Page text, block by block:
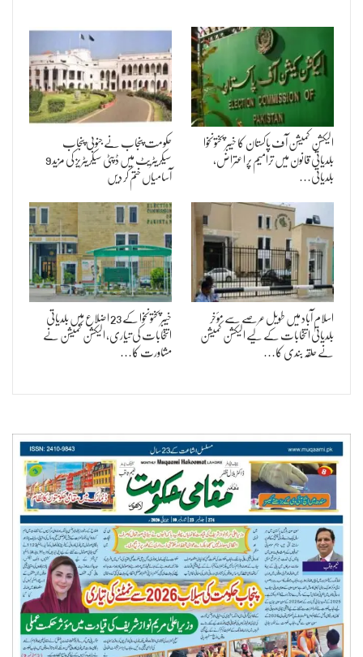
الیکشن کمیشن آف پاکستان کا خیبر پختونخوا
بلدیاتی قانون میں ترامیم پر اعتراض،
بلدیاتی…
حکومت پنجاب نے جنوبی پنجاب
سیکریٹریٹ میں ڈپٹی سیکریٹریز کی مزید 9
آسامیاں ختم کر دیں
اسلام آباد میں طویل عرصے سے مؤخر
بلدیاتی انتخابات کے لیے الیکشن کمیشن
نے حلقہ بندی کا…
خیبرپختونخوا کے 23 اضلاع میں بلدیاتی
انتخابات کی تیاری، الیکشن کمیشن نے
مشاورت کا…